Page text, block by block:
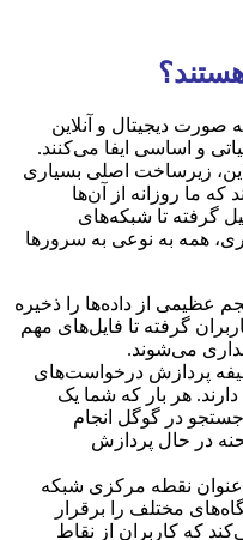
صورت دیجیتال و آنلاین
و اساسی ایفا می‌کنند.
زیرساخت اصلی بسیاری
که ما روزانه از آن‌ها
گرفته تا شبکه‌های
همه به نوعی به سرورها
عظیمی از داده‌ها را ذخیره
گرفته تا فایل‌های مهم
می‌شوند.
پردازش درخواست‌های
دارند. هر بار که شما یک
در گوگل انجام
در حال پردازش
عنوان نقطه مرکزی شبکه
مختلف را برقرار
که کاربران از نقاط